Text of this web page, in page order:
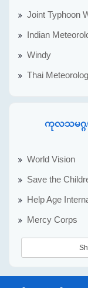
Joint Typhoon
Indian
Windy
Thai
ကုလသမဂ္ဂ
World Vision
Save the
Help Age
Mercy Corps